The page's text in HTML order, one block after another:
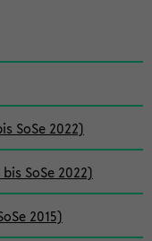
SoSe 2022)
SoSe 2022)
2015)